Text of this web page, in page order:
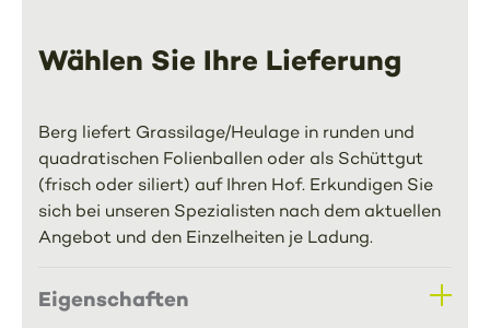
Wählen Sie Ihre Lieferung
Berg liefert Grassilage/Heulage in runden und
quadratischen Folienballen oder als Schüttgut
(frisch oder siliert) auf Ihren Hof. Erkundigen Sie
sich bei unseren Spezialisten nach dem aktuellen
Angebot und den Einzelheiten je Ladung.
Eigenschaften